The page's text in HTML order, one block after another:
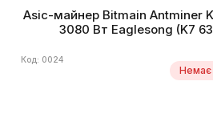
Asic-майнер Bitmain Antminer
3080 Вт Eaglesong (K7
Код: 0024
Немає